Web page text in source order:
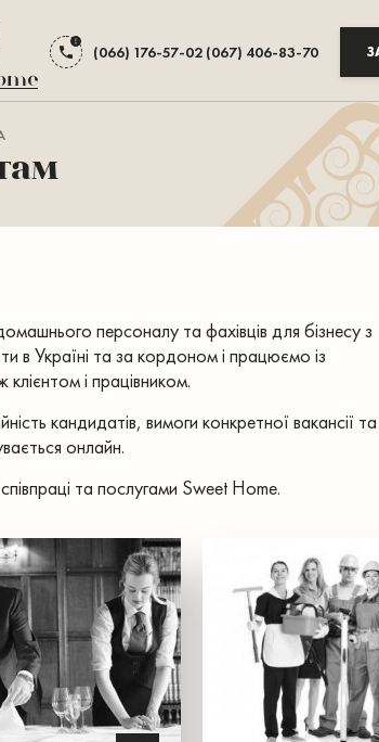
(066) 176-57-02 (067) 406-83-70
персоналу та фахівців для бізнесу з
в Україні та за кордоном і працюємо із
і працівником.
кандидатів, вимоги конкретної вакансії та
онлайн.
та послугами Sweet Home.